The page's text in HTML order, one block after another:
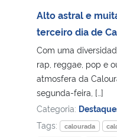
Ministério de Minas e Energia
Ministério do Meio Ambiente
Alto astral e
terceiro dia de
Com uma
rap, reggae, pop e
atmosfera da
segunda-feira, […]
Categoria:
Tags:
calourada